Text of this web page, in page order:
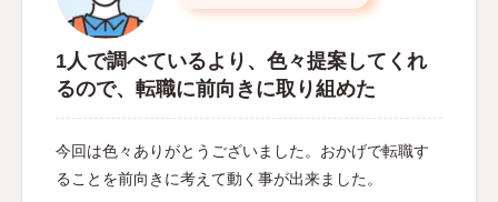
1人で調べているより、色々提案してくれ
るので、転職に前向きに取り組めた
今回は色々ありがとうございました。おかげで転職す
ることを前向きに考えて動く事が出来ました。